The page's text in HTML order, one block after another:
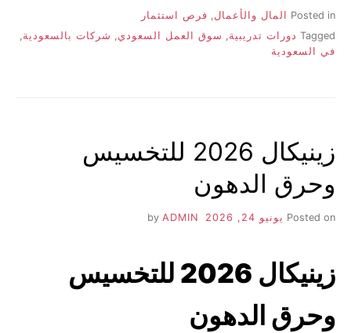
Posted in المال والأعمال
فرص استثمار
Tagged دورات تدريبية, سوق العمل السعودي, شركات بالسعودية,
في السعودية
زينيكال 2026 للتخسيس
وحرق الدهون
Posted on يونيو 24, 2026 ADMIN
زينيكال 2026 للتخسيس
وحرق الدهون